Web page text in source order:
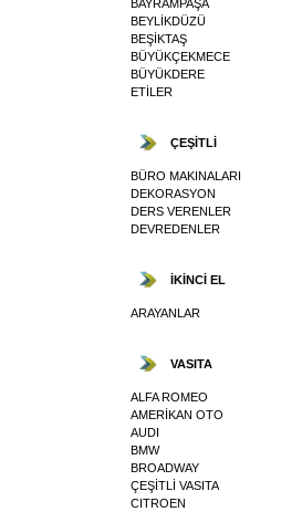
BAYRAMPAŞA
BEYLİKDÜZÜ
BEŞİKTAŞ
BÜYÜKÇEKMECE
BÜYÜKDERE
ETİLER
ÇEŞİTLİ
BÜRO MAKINALARI
DEKORASYON
DERS VERENLER
DEVREDENLER
İKİNCİ EL
ARAYANLAR
VASITA
ALFA ROMEO
AMERİKAN OTO
AUDI
BMW
BROADWAY
ÇEŞİTLİ VASITA
CITROEN